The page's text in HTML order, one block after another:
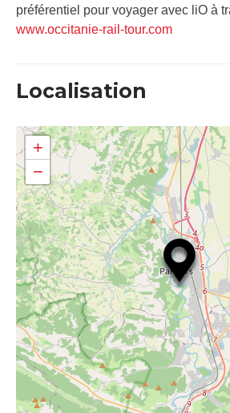
préférentiel pour voyager avec liO à
www.occitanie-rail-tour.com
Localisation
+
−